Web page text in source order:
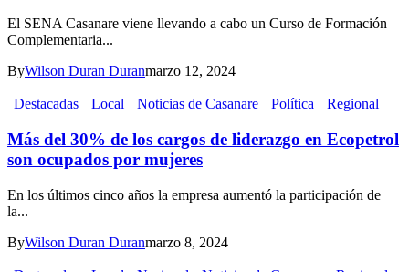
El SENA Casanare viene llevando a cabo un Curso de Formación
Complementaria...
ByWilson Duran Duranmarzo 12, 2024
Destacadas Local Noticias de Casanare Política Regional
Más del 30% de los cargos de liderazgo en Ecopetrol
son ocupados por mujeres
En los últimos cinco años la empresa aumentó la participación de
la...
ByWilson Duran Duranmarzo 8, 2024